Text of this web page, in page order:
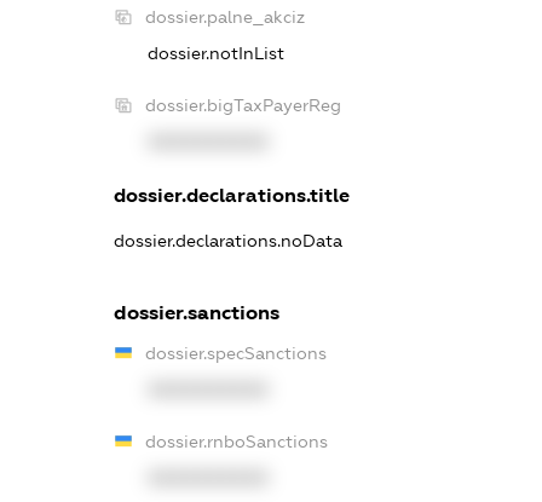
dossier.palne_akciz
dossier.notInList
dossier.bigTaxPayerReg
dossier.declarations.title
dossier.declarations.noData
dossier.sanctions
dossier.specSanctions
dossier.rnboSanctions